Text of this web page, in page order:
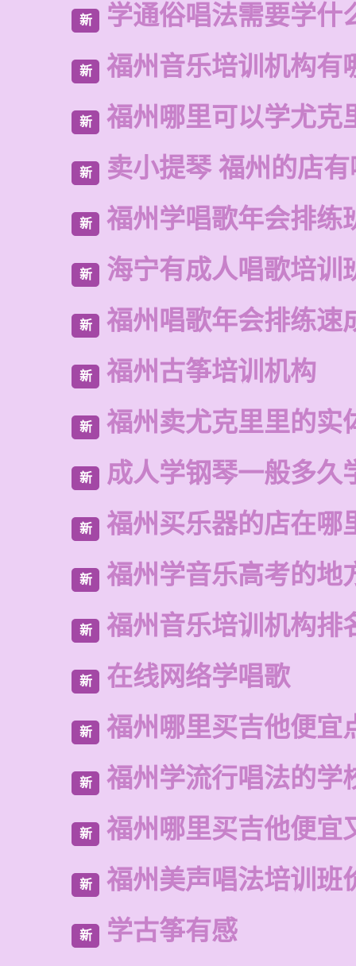
新 学通俗唱法需要学什
新 福州音乐培训机构有
新 福州哪里可以学尤克
新 卖小提琴 福州的店
新 福州学唱歌年会排练
新 海宁有成人唱歌培训
新 福州唱歌年会排练速
新 福州古筝培训机构
新 福州卖尤克里里的实
新 成人学钢琴一般多久
新 福州买乐器的店在哪
新 福州学音乐高考的地
新 福州音乐培训机构排
新 在线网络学唱歌
新 福州哪里买吉他便宜
新 福州学流行唱法的学
新 福州哪里买吉他便宜
新 福州美声唱法培训班
新 学古筝有感